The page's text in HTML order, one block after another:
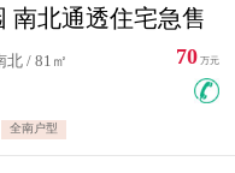
南北通透住宅急售
北 / 81㎡
全南户型
70 万元